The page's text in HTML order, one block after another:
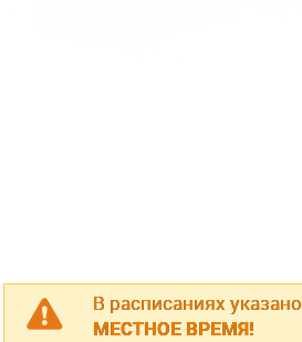
В расписаниях указано
МЕСТНОЕ ВРЕМЯ!